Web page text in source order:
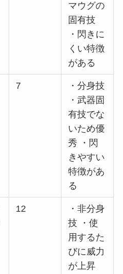
マウグの
固有技
・閃きに
くい特徴
がある
7
・分身技
・武器固
有技でな
いため優
秀 ・閃
きやすい
特徴があ
る
12
・非分身
技 ・使
用するた
びに威力
が上昇